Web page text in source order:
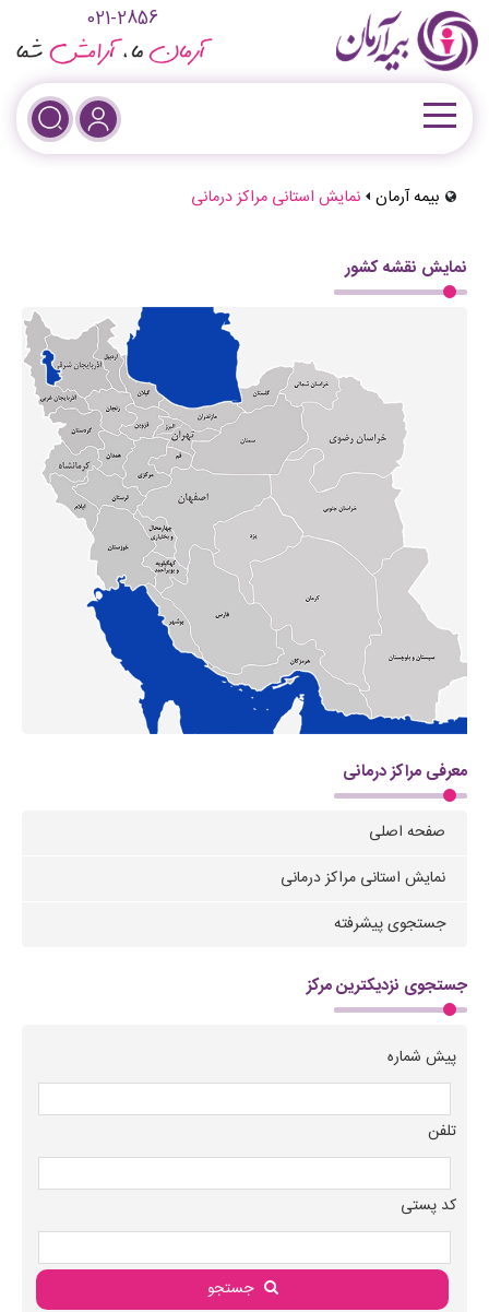
021-2856
بیمه آرمان نمایش استانی مراکز درمانی
نمایش نقشه کشور
معرفی مراکز درمانی
صفحه اصلی
نمایش استانی مراکز درمانی
جستجوی پیشرفته
جستجوی نزدیکترین مرکز
پیش شماره
تلفن
کد پستی
جستجو